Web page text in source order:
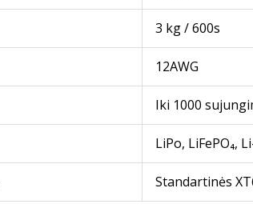
3 kg / 600s
12AWG
Iki 1000
LiPo, LiFePO₄,
Standartinės